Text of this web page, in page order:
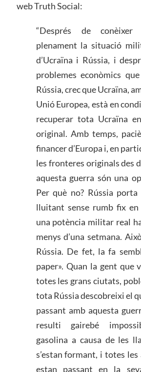
web Truth Social:
“Després de
plenament la situació
d’Ucraïna i Rússia, i
problemes econòmics
Rússia, crec que Ucraïna,
Unió Europea, està en
recuperar tota Ucraïna
original. Amb temps,
financer d’Europa i, en
les fronteres originals des
aquesta guerra són una
Per què no? Rússia
lluitant sense rumb fix en
una potència militar real
menys d’una setmana.
Rússia. De fet, la fa
paper». Quan la gent que
totes les grans ciutats,
tota Rússia descobreixi el
passant amb aquesta
resulti gairebé
gasolina a causa de les
s’estan formant, i totes les
estan passant en la